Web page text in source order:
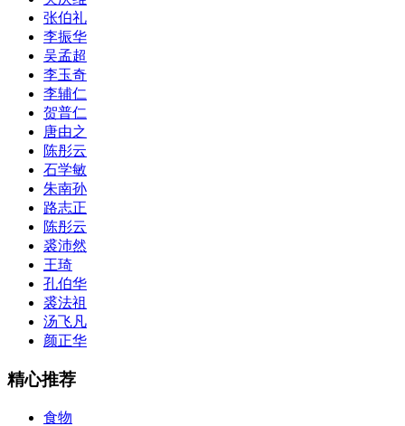
张伯礼
李振华
吴孟超
李玉奇
李辅仁
贺普仁
唐由之
陈彤云
石学敏
朱南孙
路志正
陈彤云
裘沛然
王琦
孔伯华
裘法祖
汤飞凡
颜正华
精心推荐
食物